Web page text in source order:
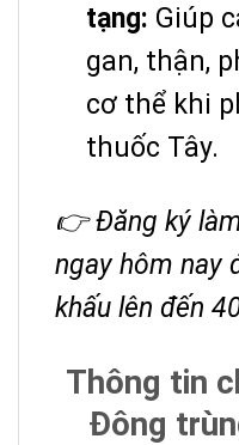
tạng: Giúp
gan, thận,
cơ thể khi
thuốc Tây.
👉 Đăng ký
ngay hôm nay
khấu lên đến
Thông tin
Đông